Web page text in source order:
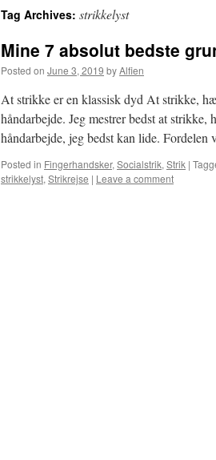
Tag Archives: strikkelyst
Mine 7 absolut bedste
Posted on June 3, 2019 byAlfien
At strikke er en klassisk dyd At strikke,
håndarbejde. Jeg mestrer bedst at
håndarbejde, jeg bedst kan lide. Fordelen
Posted in Fingerhandsker, Socialstrik, Strik |
strikkelyst, Strikrejse | Leave a comment